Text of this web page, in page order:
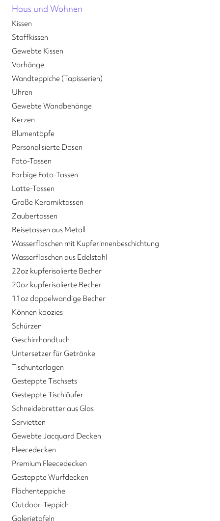
Haus und Wohnen
Kissen
Stoffkissen
Gewebte Kissen
Vorhänge
Wandteppiche (Tapisserien)
Uhren
Gewebte Wandbehänge
Kerzen
Blumentöpfe
Personalisierte Dosen
Foto-Tassen
Farbige Foto-Tassen
Latte-Tassen
Große Keramiktassen
Zaubertassen
Reisetassen aus Metall
Wasserflaschen mit Kupferinnenbeschichtung
Wasserflaschen aus Edelstahl
22oz kupferisolierte Becher
20oz kupferisolierte Becher
11oz doppelwandige Becher
Können koozies
Schürzen
Geschirrhandtuch
Untersetzer für Getränke
Tischunterlagen
Gesteppte Tischsets
Gesteppte Tischläufer
Schneidebretter aus Glas
Servietten
Gewebte Jacquard Decken
Fleecedecken
Premium Fleecedecken
Gesteppte Wurfdecken
Flächenteppiche
Outdoor-Teppich
Galerietafeln